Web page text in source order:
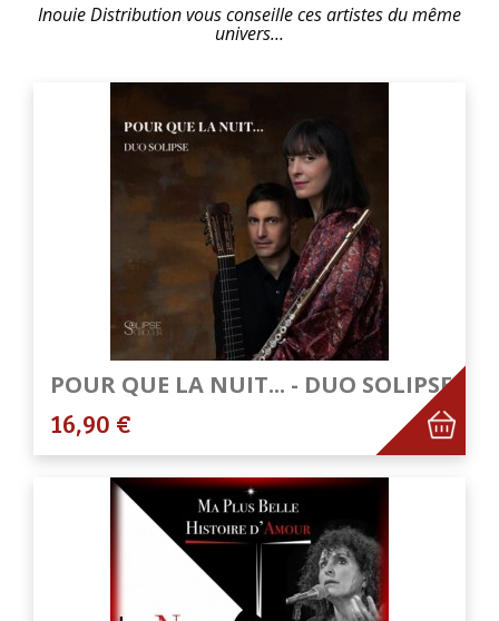
Inouie Distribution vous conseille ces artistes du même
univers…
POUR QUE LA NUIT... - DUO SOLIPSE
16,90 €